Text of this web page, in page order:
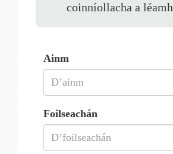
coinníollacha a léamh
Ainm
Foilseachán